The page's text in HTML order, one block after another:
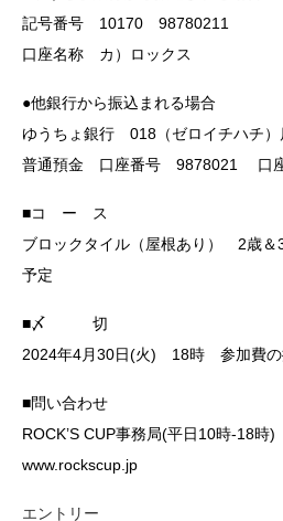
記号番号 10170 98780211
口座名称 カ）ロックス
●他銀行から振込まれる場合
ゆうちょ銀行 018（ゼロイチハチ）
普通預金 口座番号 9878021 口
■コ ー ス
ブロックタイル（屋根あり） 2歳
予定
■〆 切
2024年4月30日(火) 18時 参加費の
■問い合わせ
ROCK’S CUP事務局(平日10時-18
www.rockscup.jp
エントリー